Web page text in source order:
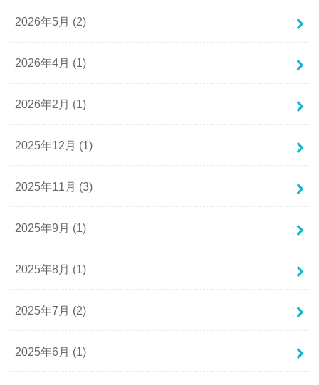
2026年5月 (2)
2026年4月 (1)
2026年2月 (1)
2025年12月 (1)
2025年11月 (3)
2025年9月 (1)
2025年8月 (1)
2025年7月 (2)
2025年6月 (1)